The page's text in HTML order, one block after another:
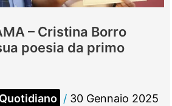
– Cristina Borro
poesia da primo
/ 30 Gennaio 2025